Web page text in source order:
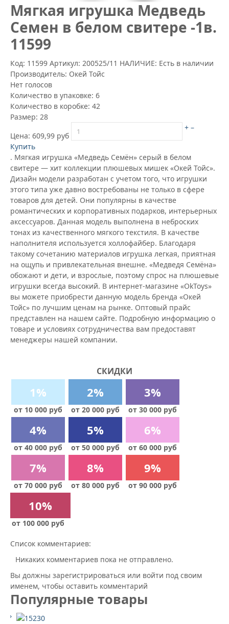
Mягкая игрушка Медведь
Семен в белом свитере -1в.
11599
Код: 11599 Артикул: 200525/11 НАЛИЧИЕ: Есть в наличии
Производитель: Окей Тойс
Нет голосов
Количество в упаковке: 6
Количество в коробке: 42
Размер: 28
Цена: 609,99 руб
+ –
Купить
. Мягкая игрушка «Медведь Семён» серый в белом
свитере — хит коллекции плюшевых мишек «Окей Тойс».
Дизайн модели разработан с учетом того, что игрушки
этого типа уже давно востребованы не только в сфере
товаров для детей. Они популярны в качестве
романтических и корпоративных подарков, интерьерных
аксессуаров. Данная модель выполнена в неброских
тонах из качественного мягкого текстиля. В качестве
наполнителя используется холлофайбер. Благодаря
такому сочетанию материалов игрушка легкая, приятная
на ощупь и привлекательная внешне. «Медведя Семёна»
обожают и дети, и взрослые, поэтому спрос на плюшевые
игрушки всегда высокий. В интернет-магазине «OkToys»
вы можете приобрести данную модель бренда «Окей
Тойс» по лучшим ценам на рынке. Оптовый прайс
представлен на нашем сайте. Подробную информацию о
товаре и условиях сотрудничества вам предоставят
менеджеры нашей компании.
СКИДКИ
1%
от 10 000 руб
2%
от 20 000 руб
3%
от 30 000 руб
4%
от 40 000 руб
5%
от 50 000 руб
6%
от 60 000 руб
7%
от 70 000 руб
8%
от 80 000 руб
9%
от 90 000 руб
10%
от 100 000 руб
Список комментариев:
Никаких комментариев пока не отправлено.
Вы должны зарегистрироваться или войти под своим
именем, чтобы оставить комментарий
Популярные товары